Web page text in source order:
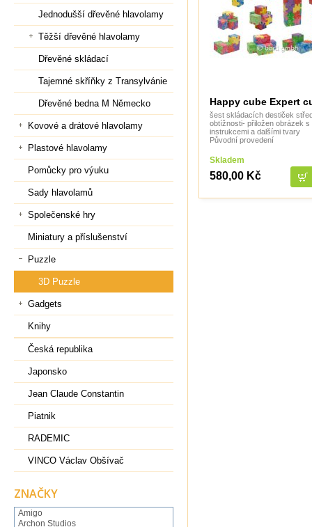
Happy cube Expert
šest skládacích destiček
obtížnosti- přiložen obrázek s
instrukcemi a dalšími tvary
Původní provedení
Skladem
580,00 Kč
Jednodušší dřevěné hlavolamy
Těžší dřevěné hlavolamy
Dřevěné skládací
Tajemné skříňky z Transylvánie
Dřevěné bedna M Německo
Kovové a drátové hlavolamy
Plastové hlavolamy
Pomůcky pro výuku
Sady hlavolamů
Společenské hry
Miniatury a příslušenství
Puzzle
3D Puzzle
Gadgets
Knihy
Česká republika
Japonsko
Jean Claude Constantin
Piatnik
RADEMIC
VINCO Václav Obšívač
ZNAČKY
Amigo
Archon Studios